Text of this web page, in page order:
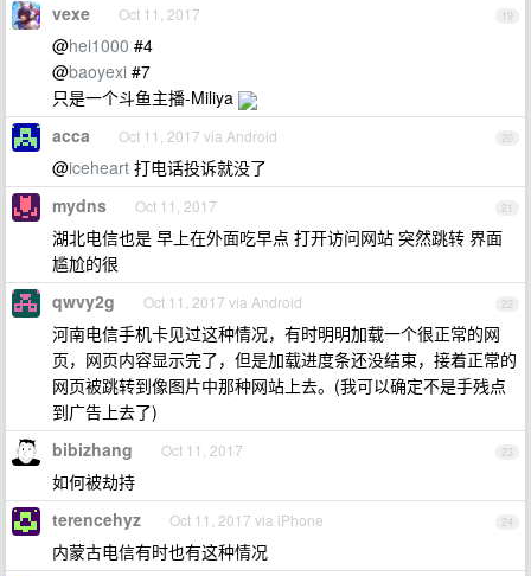
19
vexe Oct 11, 2017
@hei1000 #4
@baoyexi #7
只是一个斗鱼主播-Miliya
20
acca Oct 11, 2017 via Android
@iceheart 打电话投诉就没了
21
mydns Oct 11, 2017
湖北电信也是 早上在外面吃早点 打开访问网站 突然跳转 界面
尴尬的很
22
qwvy2g Oct 11, 2017 via Android
河南电信手机卡见过这种情况，有时明明加载一个很正常的网
页，网页内容显示完了，但是加载进度条还没结束，接着正常的
网页被跳转到像图片中那种网站上去。(我可以确定不是手残点
到广告上去了)
23
bibizhang Oct 11, 2017
如何被劫持
24
terencehyz Oct 11, 2017 via iPhone
内蒙古电信有时也有这种情况